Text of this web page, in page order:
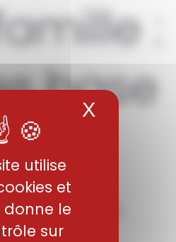
utilise
et
donne le
sur
X
:
base
cobalt
base cobalt